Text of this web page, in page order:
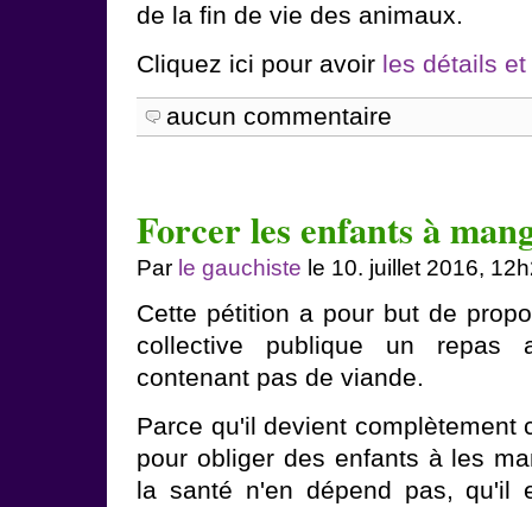
de la fin de vie des animaux.
Cliquez ici pour avoir les détails
aucun commentaire
Forcer les enfants à
Par le gauchiste le 10. juillet 2016,
Cette pétition a pour but de
collective publique un repas
contenant pas de viande.
Parce qu'il devient complètement
pour obliger des enfants à les
la santé n'en dépend pas, qu'il